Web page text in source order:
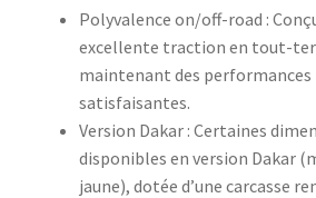
Polyvalence on/off-road :
excellente traction en tout-
maintenant des
satisfaisantes.
Version Dakar : Certaines
disponibles en version Dakar
jaune), dotée d’une carcasse